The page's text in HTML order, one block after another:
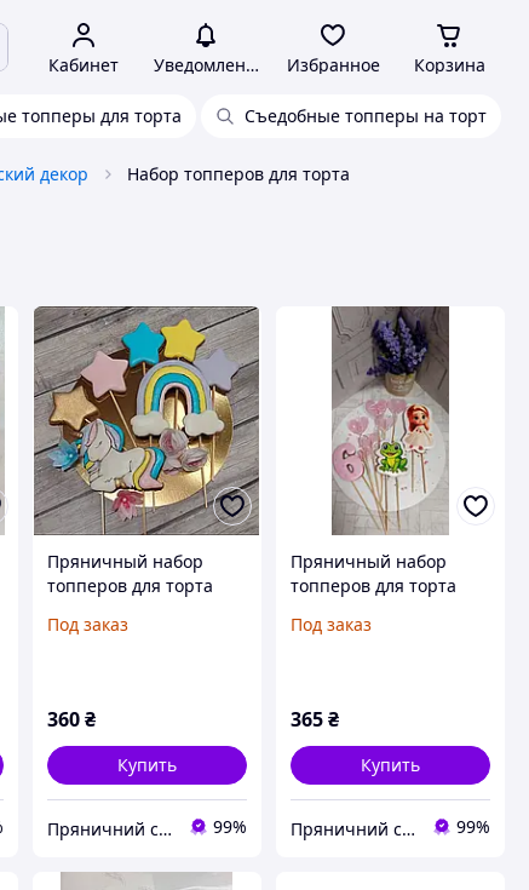
Кабинет Уведомления Избранное Корзина
топперы для торта Съедобные топперы на торт
декор Набор топперов для торта
Пряничный набор
топперов для торта
Под заказ
360 ₴
Купить
Пряничний світ 99%
Пряничный набор
топперов для торта
Под заказ
365₴
Купить
Пряничний світ 99%